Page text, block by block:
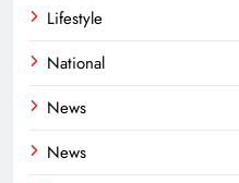
Lifestyle
National
News
News